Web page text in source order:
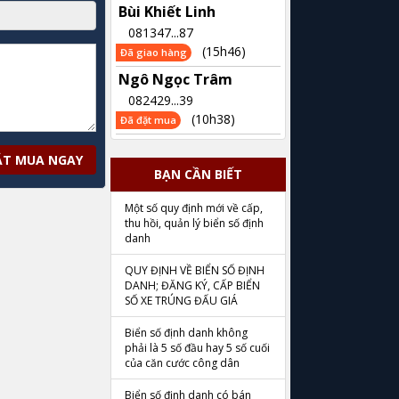
MUA NGAY
Bùi Khiết Linh
081347...87
Đã giao hàng (15h46)
Ngô Ngọc Trâm
082429...39
Đã đặt mua (10h38)
BẠN CẦN BIẾT
Một số quy định mới về cấp,
thu hồi, quản lý biển số định
danh
QUY ĐỊNH VỀ BIỂN SỐ ĐỊNH
DANH; ĐĂNG KÝ, CẤP BIỂN
SỐ XE TRÚNG ĐẤU GIÁ
Biển số định danh không
phải là 5 số đầu hay 5 số cuối
của căn cước công dân
Biển số định danh có bán